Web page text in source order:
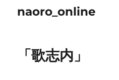
naoro_online
「歌志内」